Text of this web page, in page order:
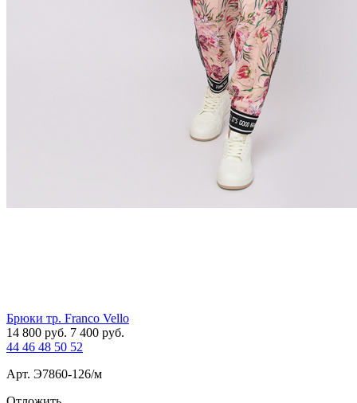
Брюки тр. Franco Vello
14 800 руб. 7 400 руб.
44 46 48 50 52
Арт. Э7860-126/м